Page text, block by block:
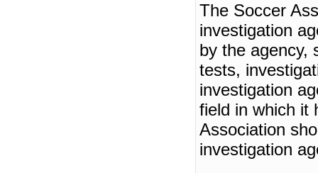
The Soccer
investigation
by the agency,
tests,
investigation
field in which it
Association
investigation